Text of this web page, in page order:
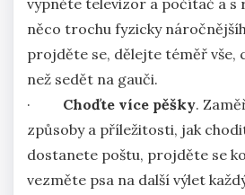
vypněte televizor a počítač a s
něco trochu fyzicky
projděte se, dělejte téměř vše,
než sedět na gauči.
· Choďte více pěšky.
způsoby a příležitosti, jak
dostanete poštu, projděte se
vezměte psa na další výlet